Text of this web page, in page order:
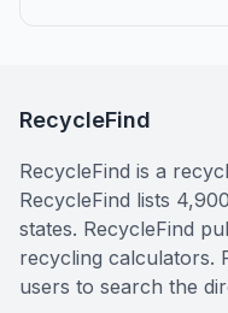
RecycleFind
RecycleFind is a
RecycleFind lists
states. RecycleFind
recycling calculators.
users to search the